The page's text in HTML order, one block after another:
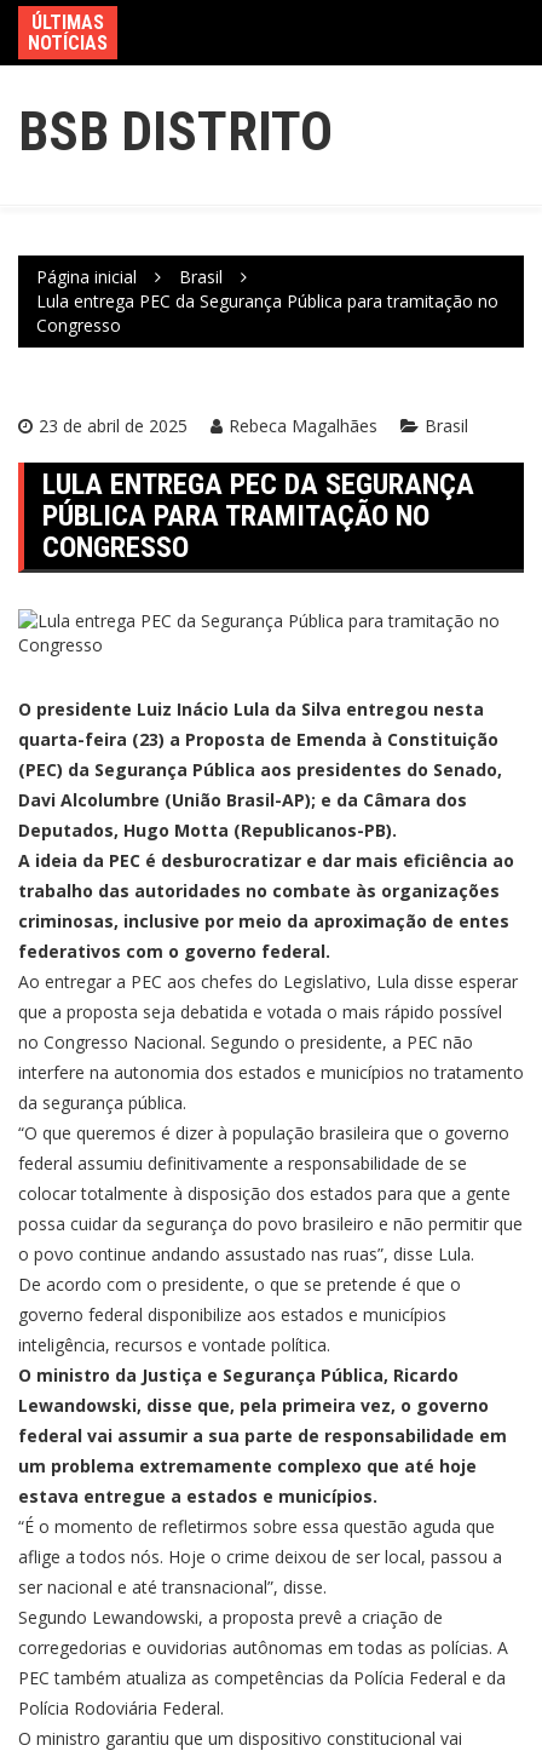
ÚLTIMAS
NOTÍCIAS
BSB DISTRITO
Página inicial
Brasil
Lula entrega PEC da Segurança Pública para tramitação no
Congresso
23 de abril de 2025 Rebeca Magalhães Brasil
LULA ENTREGA PEC DA SEGURANÇA
PÚBLICA PARA TRAMITAÇÃO NO
CONGRESSO
O presidente Luiz Inácio Lula da Silva entregou nesta
quarta-feira (23) a Proposta de Emenda à Constituição
(PEC) da Segurança Pública aos presidentes do Senado,
Davi Alcolumbre (União Brasil-AP); e da Câmara dos
Deputados, Hugo Motta (Republicanos-PB).
A ideia da PEC é desburocratizar e dar mais eficiência ao
trabalho das autoridades no combate às organizações
criminosas, inclusive por meio da aproximação de entes
federativos com o governo federal.
Ao entregar a PEC aos chefes do Legislativo, Lula disse esperar
que a proposta seja debatida e votada o mais rápido possível
no Congresso Nacional. Segundo o presidente, a PEC não
interfere na autonomia dos estados e municípios no tratamento
da segurança pública.
“O que queremos é dizer à população brasileira que o governo
federal assumiu definitivamente a responsabilidade de se
colocar totalmente à disposição dos estados para que a gente
possa cuidar da segurança do povo brasileiro e não permitir que
o povo continue andando assustado nas ruas”, disse Lula.
De acordo com o presidente, o que se pretende é que o
governo federal disponibilize aos estados e municípios
inteligência, recursos e vontade política.
O ministro da Justiça e Segurança Pública, Ricardo
Lewandowski, disse que, pela primeira vez, o governo
federal vai assumir a sua parte de responsabilidade em
um problema extremamente complexo que até hoje
estava entregue a estados e municípios.
“É o momento de refletirmos sobre essa questão aguda que
aflige a todos nós. Hoje o crime deixou de ser local, passou a
ser nacional e até transnacional”, disse.
Segundo Lewandowski, a proposta prevê a criação de
corregedorias e ouvidorias autônomas em todas as polícias. A
PEC também atualiza as competências da Polícia Federal e da
Polícia Rodoviária Federal.
O ministro garantiu que um dispositivo constitucional vai